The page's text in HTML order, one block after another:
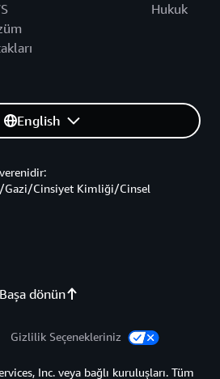
Hukuk
English
Başa dönün
Gazi/Cinsiyet Kimliği/Cinsel
Gizlilik Seçenekleriniz
Inc. veya bağlı kuruluşları. Tüm